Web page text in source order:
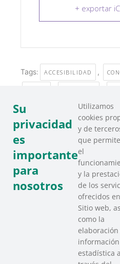
+ exportar
Tags: ACCESIBILIDAD ,
COMPARTIR
Su
privacidad
es
importante
para
nosotros
Utilizamos
cookies
y de
que
el
y la
de los
ofrecidos
Sitio web,
como la
elaboración
información
estadística a